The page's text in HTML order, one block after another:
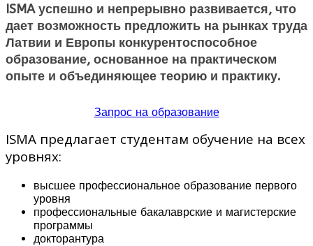
ISMA успешно и непрерывно развивается, что
дает возможность предложить на рынках труда
Латвии и Европы конкурентоспособное
образование, основанное на практическом
опыте и объединяющее теорию и практику.
Запрос на образование
ISMA предлагает студентам обучение на всех
уровнях:
высшее профессиональное образование первого
уровня
профессиональные бакалаврские и магистерские
программы
докторантура